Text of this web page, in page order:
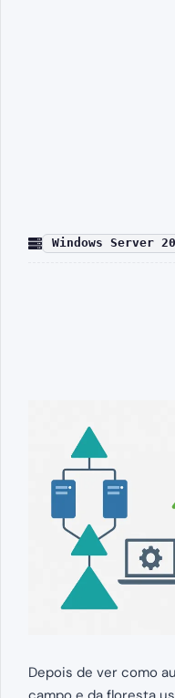
Windows Server
Depois de ver como